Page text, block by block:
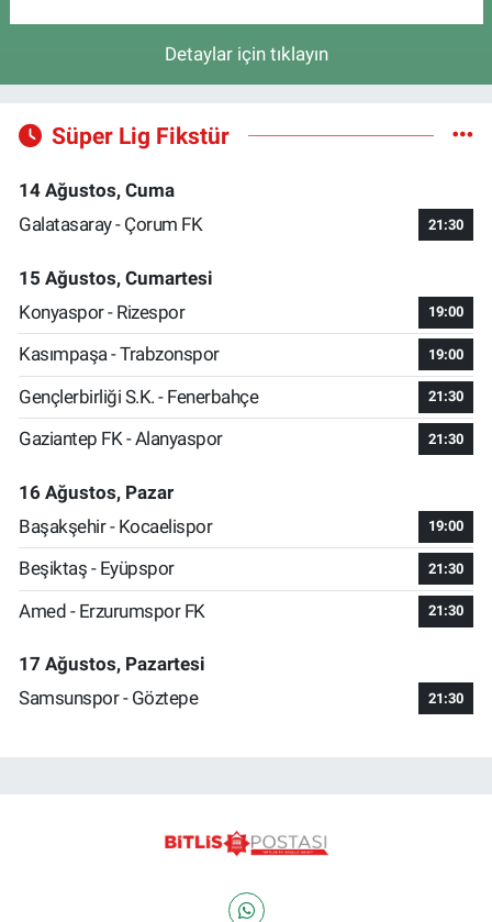
Detaylar için tıklayın
Süper Lig Fikstür
14 Ağustos, Cuma
Galatasaray - Çorum FK
21:30
15 Ağustos, Cumartesi
Konyaspor - Rizespor
19:00
Kasımpaşa - Trabzonspor 19:00
Gençlerbirliği S.K. - Fenerbahçe 21:30
Gaziantep FK - Alanyaspor 21:30
16 Ağustos, Pazar
Başakşehir - Kocaelispor
19:00
Beşiktaş - Eyüpspor 21:30
Amed - Erzurumspor FK 21:30
17 Ağustos, Pazartesi
Samsunspor - Göztepe
21:30